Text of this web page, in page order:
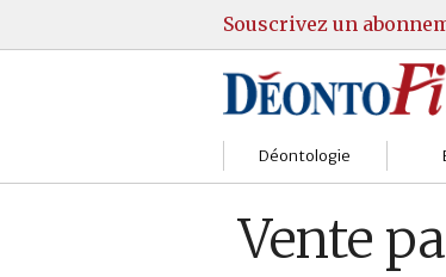
Souscrivez un
Déontologie
Gestion
Vente